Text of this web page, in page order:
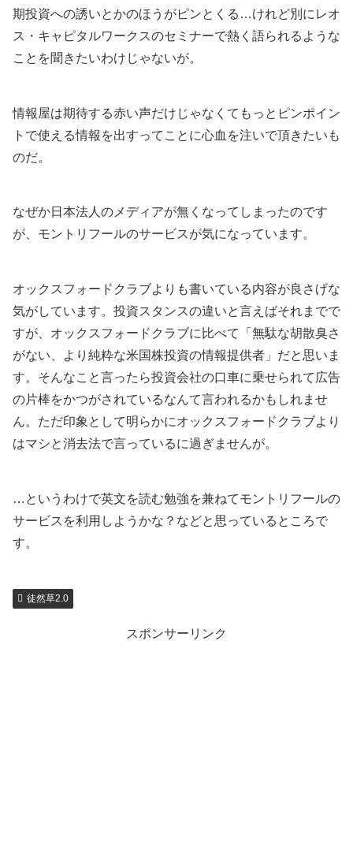
期投資への誘いとかのほうがピンとくる…けれど別にレオ
ス・キャピタルワークスのセミナーで熱く語られるような
ことを聞きたいわけじゃないが。
情報屋は期待する赤い声だけじゃなくてもっとピンポイン
トで使える情報を出すってことに心血を注いで頂きたいも
のだ。
なぜか日本法人のメディアが無くなってしまったのです
が、モントリフールのサービスが気になっています。
オックスフォードクラブよりも書いている内容が良さげな
気がしています。投資スタンスの違いと言えばそれまでで
すが、オックスフォードクラブに比べて「無駄な胡散臭さ
がない、より純粋な米国株投資の情報提供者」だと思いま
す。そんなこと言ったら投資会社の口車に乗せられて広告
の片棒をかつがされているなんて言われるかもしれませ
ん。ただ印象として明らかにオックスフォードクラブより
はマシと消去法で言っているに過ぎませんが。
…というわけで英文を読む勉強を兼ねてモントリフールの
サービスを利用しようかな？などと思っているところで
す。
徒然草2.0
スポンサーリンク